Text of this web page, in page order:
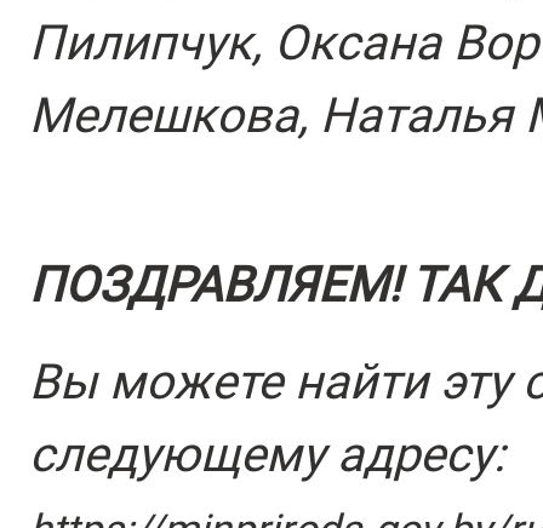
Пилипчук, Оксана
Мелешкова, Наталья
ПОЗДРАВЛЯЕМ! ТАК
Вы можете найти эту
следующему адресу: